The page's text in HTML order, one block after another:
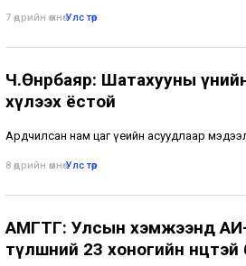
7 өдрийн өмнө•Улс төр
Ч.Өнөрбаяр: Шатахууны үнийн
хүлээх ёстой
Ардчилсан нам цаг үеийн асуудлаар
8 өдрийн өмнө•Улс төр
АМГТГ: Улсын хэмжээнд
түлшний 23 хоногийн нөөцтэй